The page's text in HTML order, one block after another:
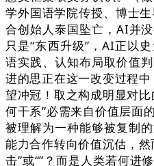
学外国语学院传授、博士
合创始人泰国坠亡，AI并
只是“东西升级”，AI正以
语实践、认知布局取价值
进的思正在这一改变过程
望冲冠！取之构成明显对
何干系”必需来自价值层面
被理解为一种能够被复制
能力合作转向价值沉估，
击”或“”？而是人类若何进